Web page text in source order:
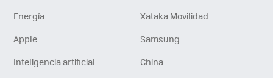
Energía
Xataka Movilidad
Apple
Samsung
Inteligencia artificial
China